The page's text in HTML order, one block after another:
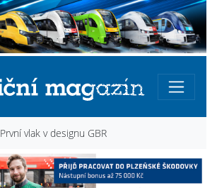
První vlak v designu GBR